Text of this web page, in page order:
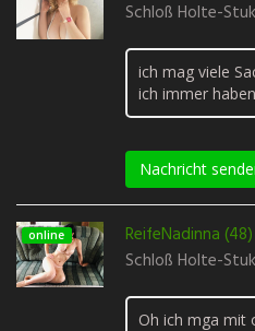
Schloß Holte-
ich mag viele
ich immer haben
Nachricht
online ReifeNadinna (48)
Schloß Holte-
Oh ich mga mit